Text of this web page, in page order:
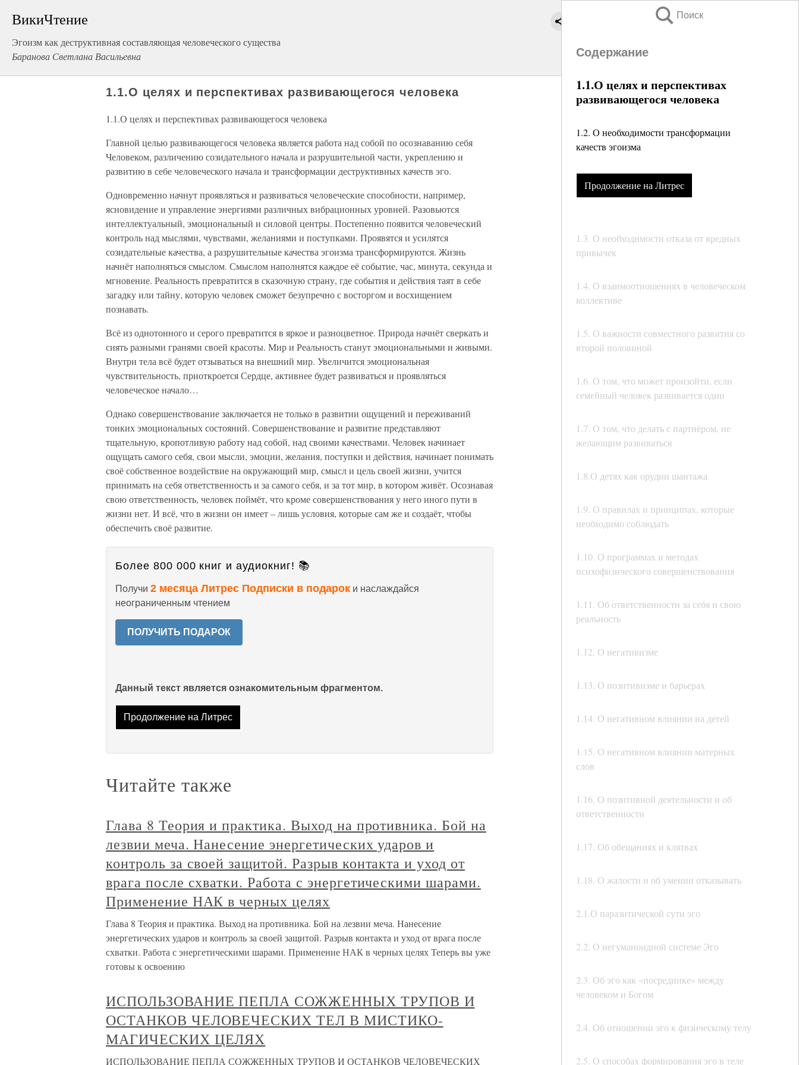
ВикиЧтение
Эгоизм как деструктивная составляющая человеческого существа
Баранова Светлана Васильевна
Поиск
Содержание
1.1.О целях и перспективах
развивающегося человека
1.2. О необходимости трансформации
качеств эгоизма
Продолжение на Литрес
1.3. О необходимости отказа от вредных
привычек
1.4. О взаимоотношениях в человеческом
коллективе
1.5. О важности совместного развития со
второй половиной
1.6. О том, что может произойти, если
семейный человек развивается один
1.7. О том, что делать с партнёром, не
желающим развиваться
1.8.О детях как орудии шантажа
1.9. О правилах и принципах, которые
необходимо соблюдать
1.10. О программах и методах
психофизического совершенствования
1.11. Об ответственности за себя и свою
реальность
1.12. О негативизме
1.13. О позитивизме и барьерах
1.14. О негативном влиянии на детей
1.15. О негативном влиянии матерных
слов
1.16. О позитивной деятельности и об
ответственности
1.17. Об обещаниях и клятвах
1.18. О жалости и об умении отказывать
2.1.О паразитической сути эго
2.2. О негуманоидной системе Эго
2.3. Об эго как «посреднике» между
человеком и Богом
2.4. Об отношении эго к физическому телу
2.5. О способах формирования эго в теле
1.1.О целях и перспективах развивающегося человека
1.1.О целях и перспективах развивающегося человека
Главной целью развивающегося человека является работа над собой по осознаванию себя
Человеком, различению созидательного начала и разрушительной части, укреплению и
развитию в себе человеческого начала и трансформации деструктивных качеств эго.
Одновременно начнут проявляться и развиваться человеческие способности, например,
ясновидение и управление энергиями различных вибрационных уровней. Разовьются
интеллектуальный, эмоциональный и силовой центры. Постепенно появится человеческий
контроль над мыслями, чувствами, желаниями и поступками. Проявятся и усилятся
созидательные качества, а разрушительные качества эгоизма трансформируются. Жизнь
начнёт наполняться смыслом. Смыслом наполнятся каждое её событие, час, минута, секунда и
мгновение. Реальность превратится в сказочную страну, где события и действия таят в себе
загадку или тайну, которую человек сможет безупречно с восторгом и восхищением
познавать.
Всё из однотонного и серого превратится в яркое и разноцветное. Природа начнёт сверкать и
сиять разными гранями своей красоты. Мир и Реальность станут эмоциональными и живыми.
Внутри тела всё будет отзываться на внешний мир. Увеличится эмоциональная
чувствительность, приоткроется Сердце, активнее будет развиваться и проявляться
человеческое начало…
Однако совершенствование заключается не только в развитии ощущений и переживаний
тонких эмоциональных состояний. Совершенствование и развитие представляют
тщательную, кропотливую работу над собой, над своими качествами. Человек начинает
ощущать самого себя, свои мысли, эмоции, желания, поступки и действия, начинает понимать
своё собственное воздействие на окружающий мир, смысл и цель своей жизни, учится
принимать на себя ответственность и за самого себя, и за тот мир, в котором живёт. Осознавая
свою ответственность, человек поймёт, что кроме совершенствования у него иного пути в
жизни нет. И всё, что в жизни он имеет – лишь условия, которые сам же и создаёт, чтобы
обеспечить своё развитие.
Более 800 000 книг и аудиокниг! 📚
Получи 2 месяца Литрес Подписки в подарок и наслаждайся
неограниченным чтением
ПОЛУЧИТЬ ПОДАРОК
Данный текст является ознакомительным фрагментом.
Продолжение на Литрес
Читайте также
Глава 8 Теория и практика. Выход на противника. Бой на
лезвии меча. Нанесение энергетических ударов и
контроль за своей защитой. Разрыв контакта и уход от
врага после схватки. Работа с энергетическими шарами.
Применение НАК в черных целях
Глава 8 Теория и практика. Выход на противника. Бой на лезвии меча. Нанесение
энергетических ударов и контроль за своей защитой. Разрыв контакта и уход от врага после
схватки. Работа с энергетическими шарами. Применение НАК в черных целях Теперь вы уже
готовы к освоению
ИСПОЛЬЗОВАНИЕ ПЕПЛА СОЖЖЕННЫХ ТРУПОВ И
ОСТАНКОВ ЧЕЛОВЕЧЕСКИХ ТЕЛ В МИСТИКО-
МАГИЧЕСКИХ ЦЕЛЯХ
ИСПОЛЬЗОВАНИЕ ПЕПЛА СОЖЖЕННЫХ ТРУПОВ И ОСТАНКОВ ЧЕЛОВЕЧЕСКИХ